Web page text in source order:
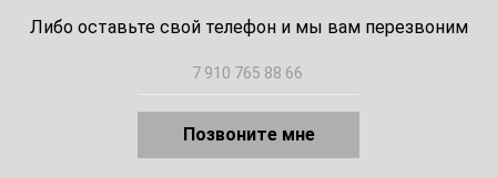
Либо оставьте свой телефон и мы вам перезвоним
Позвоните мне